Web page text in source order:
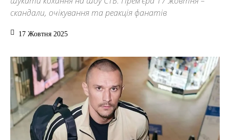
скандали, очікування та реакція фанатів
17 Жовтня 2025